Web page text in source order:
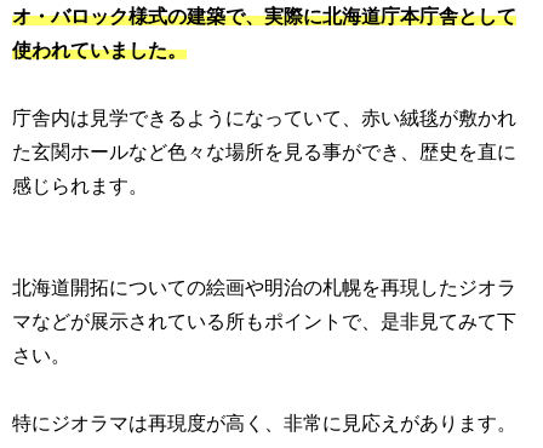
オ・バロック様式の建築で、実際に北海道庁本庁舎として
使われていました。
庁舎内は見学できるようになっていて、赤い絨毯が敷かれ
た玄関ホールなど色々な場所を見る事ができ、歴史を直に
感じられます。
北海道開拓についての絵画や明治の札幌を再現したジオラ
マなどが展示されている所もポイントで、是非見てみて下
さい。
特にジオラマは再現度が高く、非常に見応えがあります。